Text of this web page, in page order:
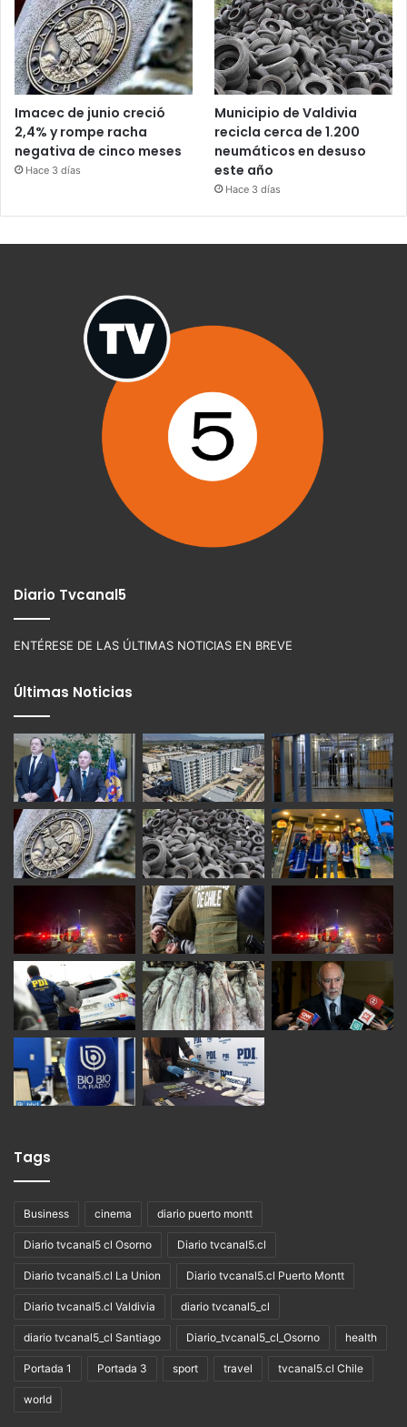
Imacec de junio creció
2,4% y rompe racha
negativa de cinco meses
Hace 3 días
Municipio de Valdivia
recicla cerca de 1.200
neumáticos en desuso
este año
Hace 3 días
Diario Tvcanal5
ENTÉRESE DE LAS ÚLTIMAS NOTICIAS EN BREVE
Últimas Noticias
Tags
Business cinema diario puerto montt
Diario tvcanal5 cl Osorno Diario tvcanal5.cl
Diario tvcanal5.cl La Union Diario tvcanal5.cl Puerto Montt
Diario tvcanal5.cl Valdivia diario tvcanal5_cl
diario tvcanal5_cl Santiago Diario_tvcanal5_cl_Osorno health
Portada 1 Portada 3 sport travel tvcanal5.cl Chile
world